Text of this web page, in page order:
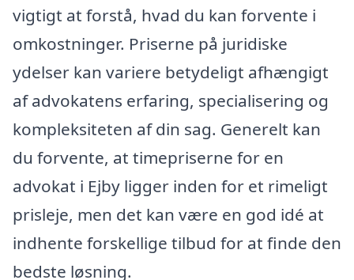
vigtigt at forstå, hvad du kan forvente i
omkostninger. Priserne på juridiske
ydelser kan variere betydeligt afhængigt
af advokatens erfaring, specialisering og
kompleksiteten af din sag. Generelt kan
du forvente, at timepriserne for en
advokat i Ejby ligger inden for et rimeligt
prisleje, men det kan være en god idé at
indhente forskellige tilbud for at finde den
bedste løsning.